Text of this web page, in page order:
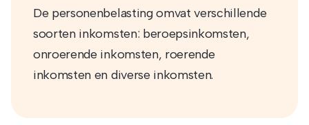
De personenbelasting omvat verschillende
soorten inkomsten: beroepsinkomsten,
onroerende inkomsten, roerende
inkomsten en diverse inkomsten.